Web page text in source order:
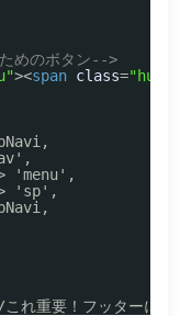
めのボタン-->
><span class=
'menu',
'sp',
れ重要！フッターにも